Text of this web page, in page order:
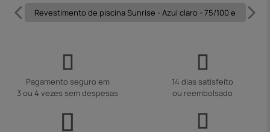
Revestimento de piscina Sunrise - Azul claro - 75/100 e
Pagamento seguro em
3 ou 4 vezes sem despesas
14 dias satisfeito
ou reembolsado